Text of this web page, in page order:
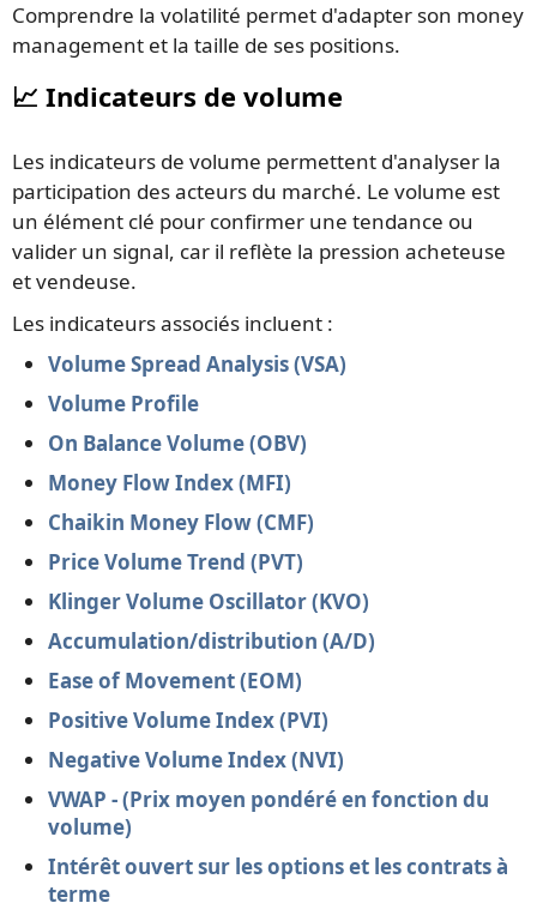
Comprendre la volatilité permet d'adapter son money
management et la taille de ses positions.
📈 Indicateurs de volume
Les indicateurs de volume permettent d'analyser la
participation des acteurs du marché. Le volume est
un élément clé pour confirmer une tendance ou
valider un signal, car il reflète la pression acheteuse
et vendeuse.
Les indicateurs associés incluent :
Volume Spread Analysis (VSA)
Volume Profile
On Balance Volume (OBV)
Money Flow Index (MFI)
Chaikin Money Flow (CMF)
Price Volume Trend (PVT)
Klinger Volume Oscillator (KVO)
Accumulation/distribution (A/D)
Ease of Movement (EOM)
Positive Volume Index (PVI)
Negative Volume Index (NVI)
VWAP - (Prix moyen pondéré en fonction du
volume)
Intérêt ouvert sur les options et les contrats à
terme